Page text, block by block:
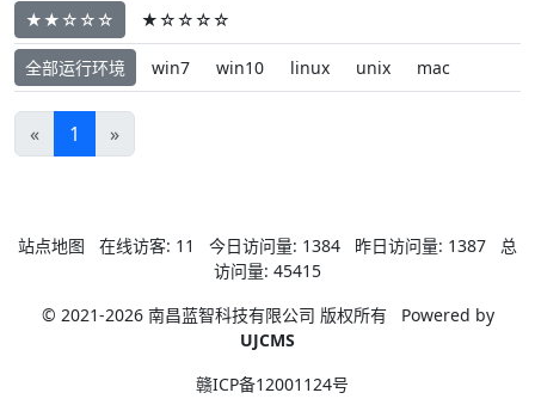
★★☆☆☆
★☆☆☆☆
全部运行环境 win7 win10 linux unix mac
« 1 »
站点地图 在线访客: 11 今日访问量: 1384 昨日访问量: 1387
总
访问量: 45415
© 2021-2026 南昌蓝智科技有限公司 版权所有
Powered by
UJCMS
赣ICP备12001124号